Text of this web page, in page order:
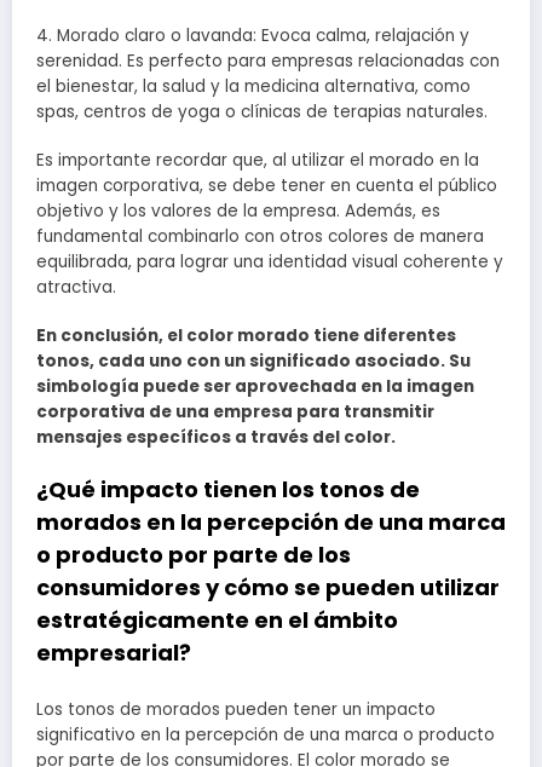
4. Morado claro o lavanda: Evoca calma, relajación y
serenidad. Es perfecto para empresas relacionadas con
el bienestar, la salud y la medicina alternativa, como
spas, centros de yoga o clínicas de terapias naturales.
Es importante recordar que, al utilizar el morado en la
imagen corporativa, se debe tener en cuenta el público
objetivo y los valores de la empresa. Además, es
fundamental combinarlo con otros colores de manera
equilibrada, para lograr una identidad visual coherente y
atractiva.
En conclusión, el color morado tiene diferentes
tonos, cada uno con un significado asociado. Su
simbología puede ser aprovechada en la imagen
corporativa de una empresa para transmitir
mensajes específicos a través del color.
¿Qué impacto tienen los tonos de
morados en la percepción de una marca
o producto por parte de los
consumidores y cómo se pueden utilizar
estratégicamente en el ámbito
empresarial?
Los tonos de morados pueden tener un impacto
significativo en la percepción de una marca o producto
por parte de los consumidores. El color morado se